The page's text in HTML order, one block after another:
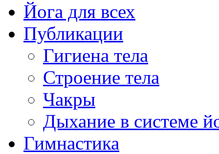
Йога для всех
Публикации
Гигиена тела
Строение тела
Чакры
Дыхание в системе
Гимнастика